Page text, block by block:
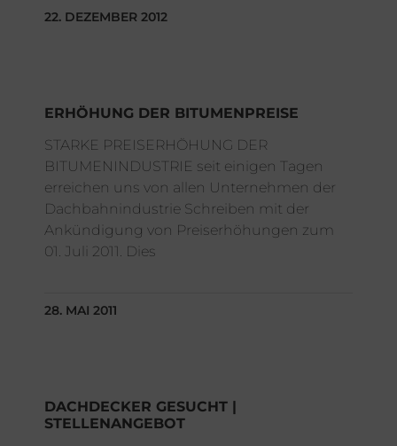
22. DEZEMBER 2012
ERHÖHUNG DER BITUMENPREISE
STARKE PREISERHÖHUNG DER
BITUMENINDUSTRIE seit einigen Tagen
erreichen uns von allen Unternehmen der
Dachbahnindustrie Schreiben mit der
Ankündigung von Preiserhöhungen zum
01. Juli 2011. Dies
28. MAI 2011
DACHDECKER GESUCHT |
STELLENANGEBOT